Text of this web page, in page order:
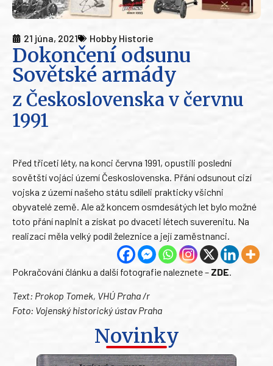
21 júna, 2021 Hobby Historie
Dokončení odsunu
Sovětské armády
z Československa v červnu
1991
Před třiceti léty, na konci června 1991, opustili poslední
sovětští vojáci území Československa. Přání odsunout cizí
vojska z území našeho státu sdíleli prakticky všichni
obyvatelé země. Ale až koncem osmdesátých let bylo možné
toto přání naplnit a získat po dvaceti létech suverenitu. Na
realizaci měla velký podíl železnice a její zaměstnanci.
Pokračování článku a další fotografie naleznete – ZDE.
Text: Prokop Tomek, VHÚ Praha /r
Foto: Vojenský historický ústav Praha
Novinky